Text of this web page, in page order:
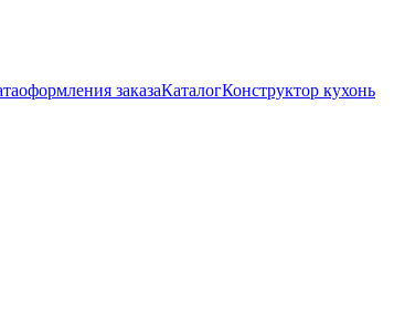
оформления заказаКаталогКонструктор кухонь